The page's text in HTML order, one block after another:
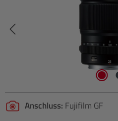
Anschluss: Fujifilm GF